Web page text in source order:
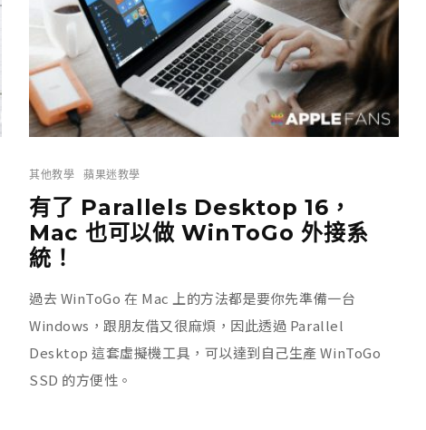
其他教學 蘋果迷教學
有了 Parallels Desktop 16，
Mac 也可以做 WinToGo 外接系
統！
過去 WinToGo 在 Mac 上的方法都是要你先準備一台
Windows，跟朋友借又很麻煩，因此透過 Parallel
Desktop 這套虛擬機工具，可以達到自己生產 WinToGo
SSD 的方便性。